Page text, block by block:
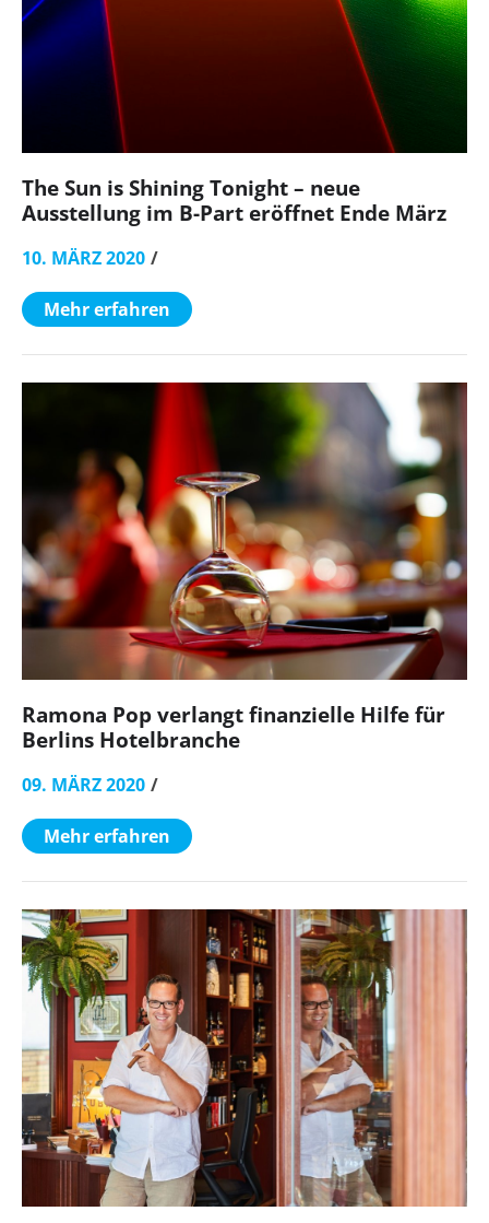
The Sun is Shining Tonight – neue
Ausstellung im B-Part eröffnet Ende März
10. MÄRZ 2020
Mehr erfahren
Ramona Pop verlangt finanzielle Hilfe für
Berlins Hotelbranche
09. MÄRZ 2020
Mehr erfahren